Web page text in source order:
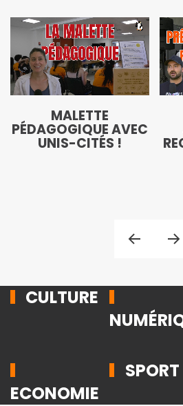
MALETTE
PÉDAGOGIQUE AVEC
UNIS-CITÉS !
CULTURE
ECONOMIE
SPORT